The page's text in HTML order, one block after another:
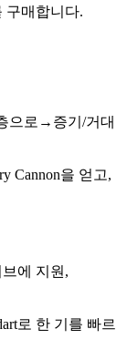
구매합니다.
으로→증기/거대
Cannon을 얻고,
브에 지원,
로 한 기를 빠르